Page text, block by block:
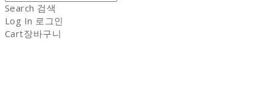
Search 검색
Log In 로그인
Cart장바구니